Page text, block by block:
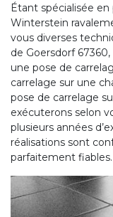
Étant spécialisée
Winterstein
vous diverses
de Goersdorf
une pose de
carrelage sur une
pose de carrelage
exécuterons selon
plusieurs années
réalisations sont
parfaitement fiables.